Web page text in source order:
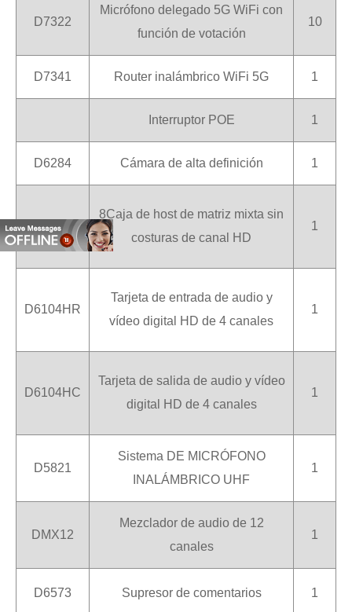
D7322
Micrófono delegado 5G WiFi con
función de votación
10
D7341 Router inalámbrico WiFi 5G 1
Interruptor POE 1
D6284 Cámara de alta definición 1
D6108
8Caja de host de matriz mixta sin
costuras de canal HD
1
D6104HR
Tarjeta de entrada de audio y
vídeo digital HD de 4 canales
1
D6104HC
Tarjeta de salida de audio y vídeo
digital HD de 4 canales
1
D5821
Sistema DE MICRÓFONO
INALÁMBRICO UHF
1
DMX12
Mezclador de audio de 12
canales
1
D6573 Supresor de comentarios 1